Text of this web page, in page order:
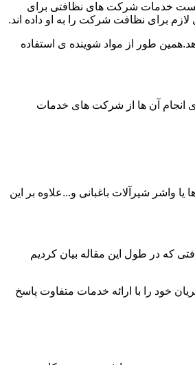
لیست خدمات شرکت های نظافتی برای
برای نظافت شرکت را به او داده اند.
طور از مواد شوینده ی استفاده
انجام آن ها از شرکت های خدمات
واشر شیرآلات باغبانی و...علاوه بر این
که در طول این مقاله بیان کردیم
خود را با ارائه خدمات متفاوت پاسخ